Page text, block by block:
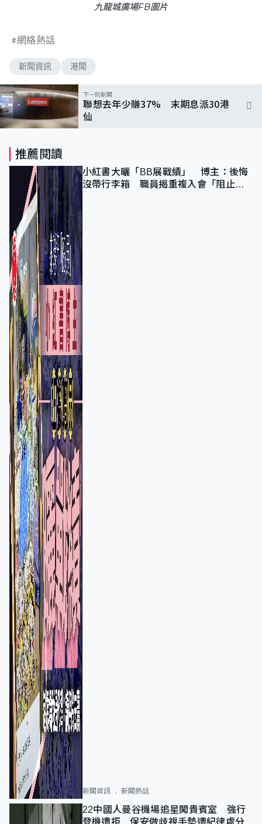
九龍城廣場FB圖片
網絡熱話
新聞資訊 港聞
下一則新聞
聯想去年少賺37% 末期息派30港
仙
推薦閱讀
小紅書大曬「BB展戰績」 博主：後悔
沒帶行李箱 職員揭重複入會「阻止唔
新聞資訊 新聞熱話
22中國人曼谷機場追星闖貴賓室 強行